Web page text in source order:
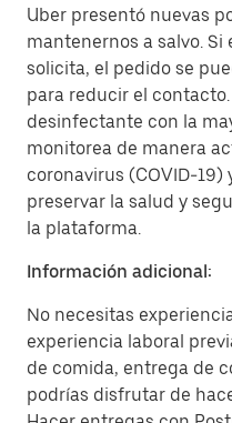
Uber presentó nuevas
mantenernos a salvo. Si
solicita, el pedido se
para reducir el
desinfectante con la
monitorea de manera
coronavirus (COVID-
preservar la salud y
la plataforma.
Información adicional:
No necesitas
experiencia laboral
de comida, entrega de
podrías disfrutar de